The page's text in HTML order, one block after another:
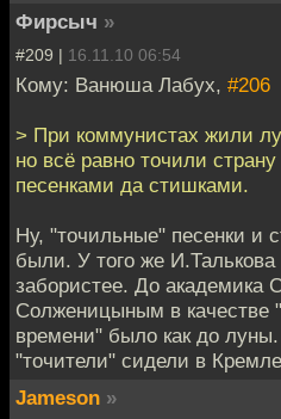
Фирсыч »
#209 | 16.11.10 06:54
Кому: Ванюша Лабух, #206
> При коммунистах жили
но всё равно точили
песенками да стишками.
Ну, "точильные" песенки и
были. У того же И.Талькова
забористее. До академика
Солженицыным в качестве
времени" было как до
"точители" сидели в
Jameson »